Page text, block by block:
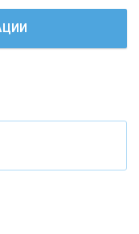
при цифровом